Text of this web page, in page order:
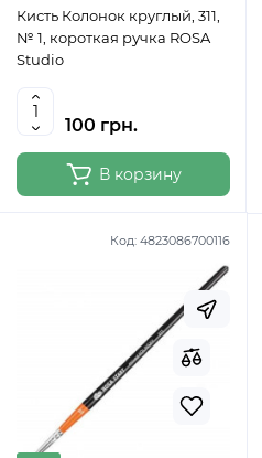
Кисть Колонок круглый, 311,
№ 1, короткая ручка ROSA
Studio
100 грн.
В корзину
Код: 4823086700116